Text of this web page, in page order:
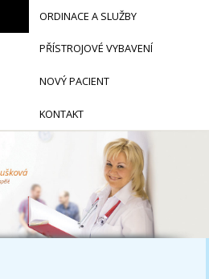
ORDINACE A SLUŽBY
PŘÍSTROJOVÉ VYBAVENÍ
NOVÝ PACIENT
KONTAKT